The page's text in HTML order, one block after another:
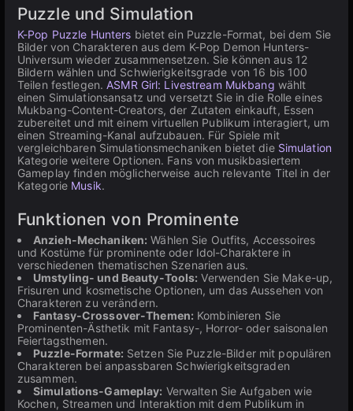
Puzzle und Simulation
K-Pop Puzzle Hunters bietet ein Puzzle-Format, bei dem Sie
Bilder von Charakteren aus dem K-Pop Demon Hunters-
Universum wieder zusammensetzen. Sie können aus 12
Bildern wählen und Schwierigkeitsgrade von 16 bis 100
Teilen festlegen.ASMR Girl: Livestream Mukbang wählt
einen Simulationsansatz und versetzt Sie in die Rolle eines
Mukbang-Content-Creators, der Zutaten einkauft, Essen
zubereitet und mit einem virtuellen Publikum interagiert, um
einen Streaming-Kanal aufzubauen. Für Spiele mit
vergleichbaren Simulationsmechaniken bietet die Simulation
Kategorie weitere Optionen. Fans von musikbasiertem
Gameplay finden möglicherweise auch relevante Titel in der
Kategorie Musik.
Funktionen von Prominente
Anzieh-Mechaniken: Wählen Sie Outfits, Accessoires
und Kostüme für prominente oder Idol-Charaktere in
verschiedenen thematischen Szenarien aus.
Umstyling- und Beauty-Tools: Verwenden Sie Make-up,
Frisuren und kosmetische Optionen, um das Aussehen von
Charakteren zu verändern.
Fantasy-Crossover-Themen: Kombinieren Sie
Prominenten-Ästhetik mit Fantasy-, Horror- oder saisonalen
Feiertagsthemen.
Puzzle-Formate: Setzen Sie Puzzle-Bilder mit populären
Charakteren bei anpassbaren Schwierigkeitsgraden
zusammen.
Simulations-Gameplay: Verwalten Sie Aufgaben wie
Kochen, Streamen und Interaktion mit dem Publikum in